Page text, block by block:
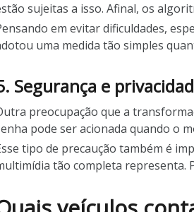
sujeitas a isso. Afinal, os
em evitar dificuldades,
uma medida tão simples
Segurança e
preocupação que a
pode ser acionada quando o
tipo de precaução também é
tão completa representa.